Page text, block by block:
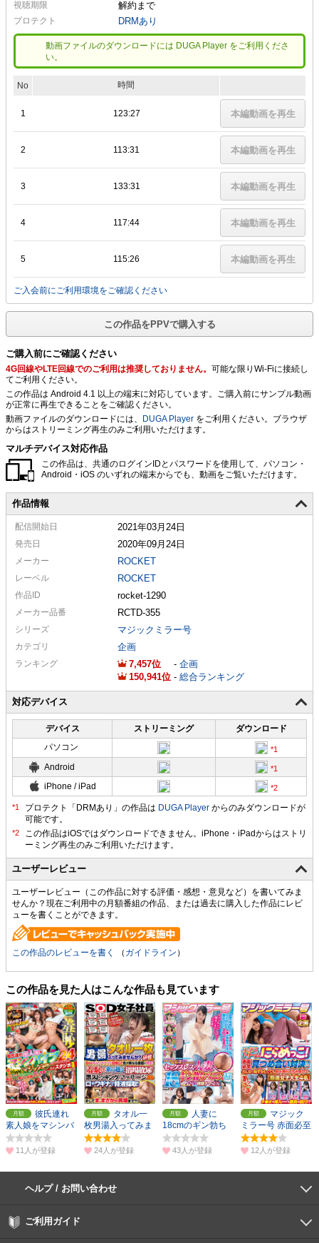
視聴期限 解約まで
プロテクト DRMあり
動画ファイルのダウンロードには DUGA Player をご利用くださ
い。
No 時間
1 123:27 本編動画を再生
2 113:31 本編動画を再生
3 133:31 本編動画を再生
4 117:44 本編動画を再生
5 115:26 本編動画を再生
ご入会前にご利用環境をご確認ください
この作品をPPVで購入する
ご購入前にご確認ください
4G回線やLTE回線でのご利用は推奨しておりません。 可能な限りWi-Fiに接続し
てご利用ください。
この作品は Android 4.1 以上の端末に対応しています。ご購入前にサンプル動画
が正常に再生できることをご確認ください。
動画ファイルのダウンロードには、 DUGA Player をご利用ください。ブラウザ
からはストリーミング再生のみご利用いただけます。
マルチデバイス対応作品
この作品は、共通のログインIDとパスワードを使用して、パソコン・
Android・iOS のいずれの端末からでも、動画をご覧いただけます。
作品情報
配信開始日 2021年03月24日
発売日 2020年09月24日
メーカー ROCKET
レーベル ROCKET
作品ID rocket-1290
メーカー品番 RCTD-355
シリーズ マジックミラー号
カテゴリ 企画
ランキング 7,457 - 企画
150,941
- 総合ランキング
対応デバイス
デバイス ストリーミング
ダウンロード
パソコン
Android
iPhone / iPad
プロテクト「DRMあり」の作品は DUGA Player からのみダウンロードが
可能です。
ユーザーレビュー
ユーザーレビュー（この作品に対する評価・感想・意見など）を書いてみま
せんか？現在ご利用中の月額番組の作品、または過去に購入した作品にレビ
ューを書くことができます。
この作品のレビューを書く （ ガイドライン ）
この作品を見た人はこんな作品も見ています
彼氏連れ
素人娘をマシンバ
イブでこっそり攻
めまくれ24
11人
タオル一
枚男湯入ってみま
せんか？研修2024
24人
人妻に
18cmのギン勃ち
ペニスを見せつけ
て恍惚ナマSEX
43人
マジック
ミラー号 赤面必至
の見つめ合い対
決！！
12人
ヘルプ / お問い合わせ
よくあるご質問
ご利用環境
お支払い方法
パスワードの再設定
サポートセンター
ご利用ガイド